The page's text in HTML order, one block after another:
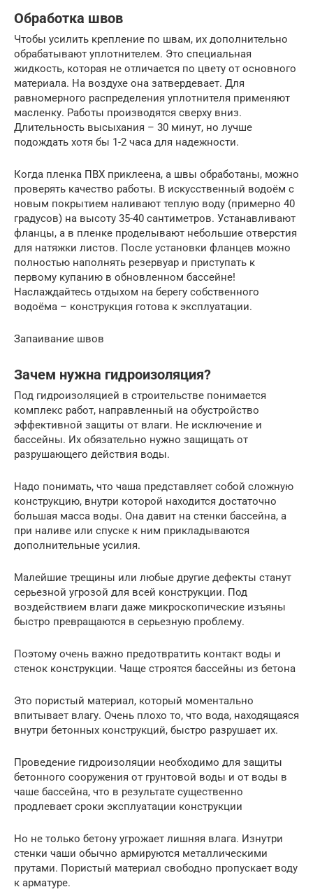
Обработка швов
Чтобы усилить крепление по швам, их дополнительно
обрабатывают уплотнителем. Это специальная
жидкость, которая не отличается по цвету от основного
материала. На воздухе она затвердевает. Для
равномерного распределения уплотнителя применяют
масленку. Работы производятся сверху вниз.
Длительность высыхания – 30 минут, но лучше
подождать хотя бы 1-2 часа для надежности.
Когда пленка ПВХ приклеена, а швы обработаны, можно
проверять качество работы. В искусственный водоём с
новым покрытием наливают теплую воду (примерно 40
градусов) на высоту 35-40 сантиметров. Устанавливают
фланцы, а в пленке проделывают небольшие отверстия
для натяжки листов. После установки фланцев можно
полностью наполнять резервуар и приступать к
первому купанию в обновленном бассейне!
Наслаждайтесь отдыхом на берегу собственного
водоёма – конструкция готова к эксплуатации.
Запаивание швов
Зачем нужна гидроизоляция?
Под гидроизоляцией в строительстве понимается
комплекс работ, направленный на обустройство
эффективной защиты от влаги. Не исключение и
бассейны. Их обязательно нужно защищать от
разрушающего действия воды.
Надо понимать, что чаша представляет собой сложную
конструкцию, внутри которой находится достаточно
большая масса воды. Она давит на стенки бассейна, а
при наливе или спуске к ним прикладываются
дополнительные усилия.
Малейшие трещины или любые другие дефекты станут
серьезной угрозой для всей конструкции. Под
воздействием влаги даже микроскопические изъяны
быстро превращаются в серьезную проблему.
Поэтому очень важно предотвратить контакт воды и
стенок конструкции. Чаще строятся бассейны из бетона
Это пористый материал, который моментально
впитывает влагу. Очень плохо то, что вода, находящаяся
внутри бетонных конструкций, быстро разрушает их.
Проведение гидроизоляции необходимо для защиты
бетонного сооружения от грунтовой воды и от воды в
чаше бассейна, что в результате существенно
продлевает сроки эксплуатации конструкции
Но не только бетону угрожает лишняя влага. Изнутри
стенки чаши обычно армируются металлическими
прутами. Пористый материал свободно пропускает воду
к арматуре.